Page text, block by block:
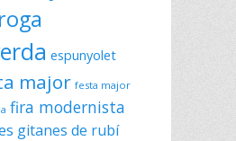
espunyolet
major festa major
fira modernista
gitanes de rubí